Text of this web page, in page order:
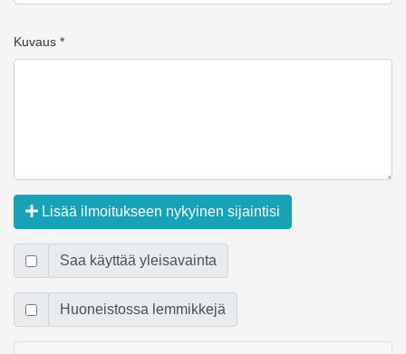
Kuvaus *
Lisää ilmoitukseen nykyinen sijaintisi
Saa käyttää yleisavainta
Huoneistossa lemmikkejä